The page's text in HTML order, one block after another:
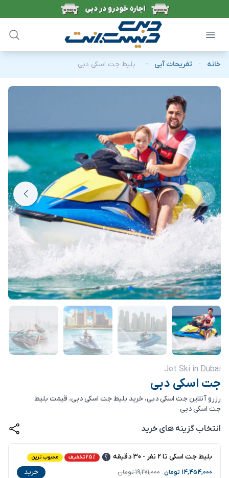
خانه - تفریحات آبی - بلیط جت اسکی دبی
Jet Ski in Dubai
جت اسکی دبی
رزرو آنلاین جت اسکی دبی، خرید بلیط جت اسکی دبی، قیمت بلیط
جت اسکی دبی
انتخاب گزینه های خرید
بلیط جت اسکی تا 2 نفر - 30 دقیقه 25% تخفیف محبوب ترین
14,454,000 تومان 19,271,000تومان خرید